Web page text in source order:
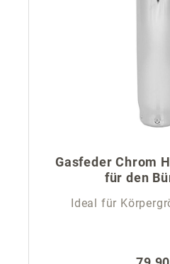
Gasfeder Chrom
für den
Ideal für